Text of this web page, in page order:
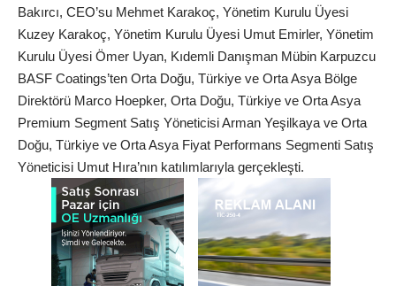
Bakırcı, CEO’su Mehmet Karakoç, Yönetim Kurulu Üyesi
Kuzey Karakoç, Yönetim Kurulu Üyesi Umut Emirler, Yönetim
Kurulu Üyesi Ömer Uyan, Kıdemli Danışman Mübin Karpuzcu
BASF Coatings’ten Orta Doğu, Türkiye ve Orta Asya Bölge
Direktörü Marco Hoepker, Orta Doğu, Türkiye ve Orta Asya
Premium Segment Satış Yöneticisi Arman Yeşilkaya ve Orta
Doğu, Türkiye ve Orta Asya Fiyat Performans Segmenti Satış
Yöneticisi Umut Hıra’nın katılımlarıyla gerçekleşti.